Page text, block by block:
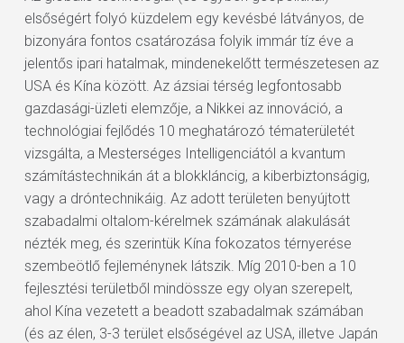
elsőségért folyó küzdelem egy kevésbé látványos, de
bizonyára fontos csatározása folyik immár tíz éve a
jelentős ipari hatalmak, mindenekelőtt természetesen az
USA és Kína között. Az ázsiai térség legfontosabb
gazdasági-üzleti elemzője, a Nikkei az innováció, a
technológiai fejlődés 10 meghatározó tématerületét
vizsgálta, a Mesterséges Intelligenciától a kvantum
számítástechnikán át a blokkláncig, a kiberbiztonságig,
vagy a dróntechnikáig. Az adott területen benyújtott
szabadalmi oltalom-kérelmek számának alakulását
nézték meg, és szerintük Kína fokozatos térnyerése
szembeötlő fejleménynek látszik. Míg 2010-ben a 10
fejlesztési területből mindössze egy olyan szerepelt,
ahol Kína vezetett a beadott szabadalmak számában
(és az élen, 3-3 terület elsőségével az USA, illetve Japán